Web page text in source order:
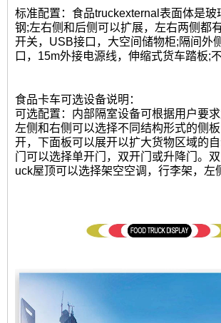
标准配置：食品truckexternal表面体是
钢;左右侧和后侧可以扩展，左右两侧都
开关，USB接口，大空间储物柜;隔间外
口，15m外接电源线，伸缩式货车踏板;
食品卡车可选设备说明：
可选配置：内部隔室设备可根据用户要
左侧和右侧可以选择不同结构形式的侧
开，下面板可以展开以扩大货物区域的
门可以选择单开门，双开门或升降门。
uck屋顶可以选择架空空调，行李架，